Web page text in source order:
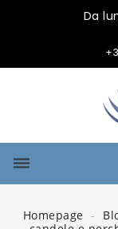
Da
dehaze
Homepage